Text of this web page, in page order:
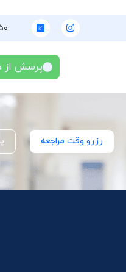
پرسش از
رزرو وقت مراجعه